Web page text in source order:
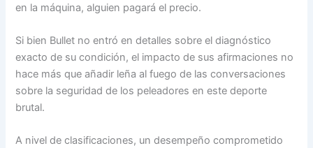
en la máquina, alguien pagará el precio.
Si bien Bullet no entró en detalles sobre el diagnóstico
exacto de su condición, el impacto de sus afirmaciones no
hace más que añadir leña al fuego de las conversaciones
sobre la seguridad de los peleadores en este deporte
brutal.
A nivel de clasificaciones, un desempeño comprometido